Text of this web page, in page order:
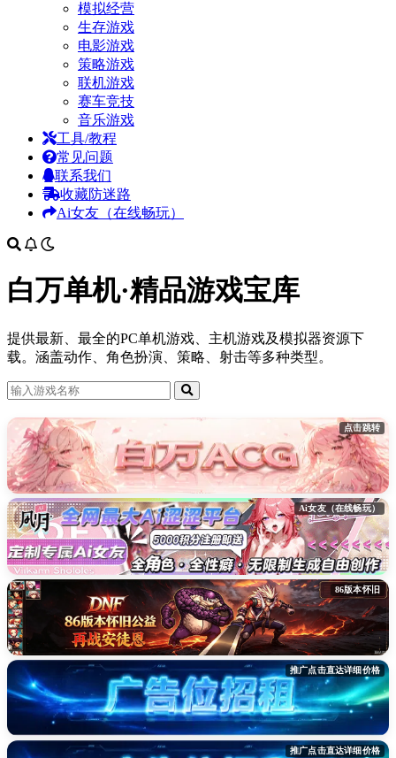
模拟经营
生存游戏
电影游戏
策略游戏
联机游戏
赛车竞技
音乐游戏
工具/教程
常见问题
联系我们
收藏防迷路
Ai女友（在线畅玩）
白万单机·精品游戏宝库
提供最新、最全的PC单机游戏、主机游戏及模拟器资源下
载。涵盖动作、角色扮演、策略、射击等多种类型。
点击跳转
Ai女友（在线畅玩）
86版本怀旧
推广点击直达详细价格
推广点击直达详细价格